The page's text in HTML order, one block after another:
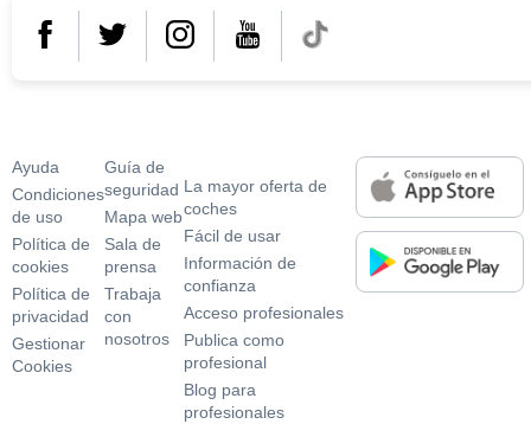
Ayuda
Condiciones
de uso
Polí­tica de
cookies
Polí­tica de
privacidad
Gestionar
Cookies
Guí­a de
seguridad
Mapa web
Sala de
prensa
Trabaja
con
nosotros
La mayor oferta de
coches
Fácil de usar
Información de
confianza
Acceso profesionales
Publica como
profesional
Blog para
profesionales